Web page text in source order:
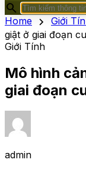
search
Home chevron_right Giới
giật ở giai đoạn
Giới Tính
Mô hình
giai đoạn
admin